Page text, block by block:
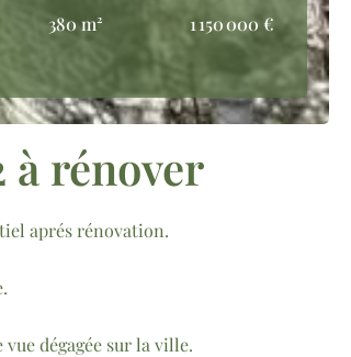
380 m² 1 150 000 €
à rénover
aprés rénovation.
dégagée sur la ville.